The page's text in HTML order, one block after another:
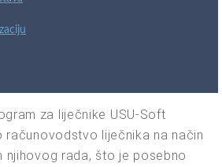
za liječnike USU-Soft
računovodstvo liječnika na način
njihovog rada, što je posebno